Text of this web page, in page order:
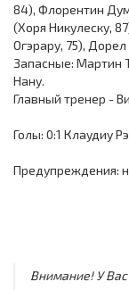
84), Флорентин
(Хоря Никулеску,
Огэрару, 75),
Запасные: Мартин
Нану.
Главный тренер -
Голы: 0:1 Клаудиу
Предупреждения:
Внимание! У